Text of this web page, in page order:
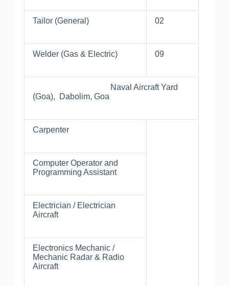
Tailor (General) 02
Welder (Gas & Electric) 09
Naval Aircraft Yard
(Goa), Dabolim, Goa
Carpenter
Computer Operator and
Programming Assistant
Electrician / Electrician
Aircraft
Electronics Mechanic /
Mechanic Radar & Radio
Aircraft